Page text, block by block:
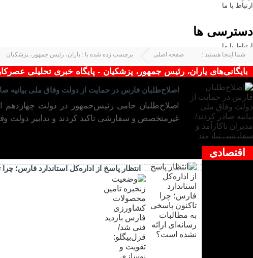
ارتباط با ما
دسترسی ها
ارتباط با ما
شما اینجا هستید : صفحه اصلی برچسب زده شده با : یاران، رئیس جمهور، پزشکیان
بایگانی‌های یاران، رئیس جمهور، پزشکیان - پایگاه خبری تحلیلی عصرکار
اصلاح‌طلبان فارس در حمایت از دولت وفاق ملی بیانیه
اصلاح‌طلبان حامی رئیس‌جمهور در دولت چهاردهم
غیرمتخصص و سفارشی تاکید کردند و تدابیر دولت
اقتصادی
انتظار پاسخ از اداره‌کل استاندارد فارس؛